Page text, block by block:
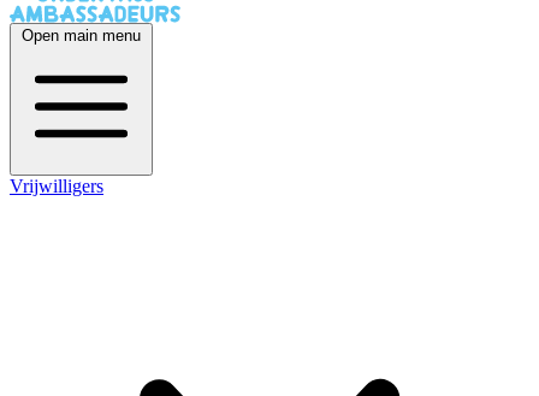
Open main menu
Vrijwilligers